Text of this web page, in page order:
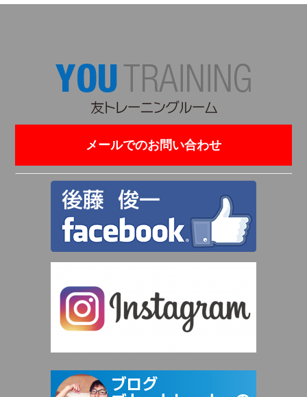
メールでのお問い合わせ